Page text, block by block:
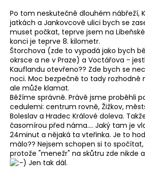
Po tom neskutečně dlouhém nábřeží,
jatkách a Jankovcově ulici bych se
muset počkat, teprve jsem na
konci je teprve 8. kilometr.
Štorchova (zde to vypadá jako bych
okrsce a ne v Praze) a Voctářova -
Kauflandu otevřeno?? Zde bych se
noci. Moc bezpečně to tady rozhodně
ale může klamat.
Běžíme správně. Právě jsme proběhli
cedulemi: centrum rovně, Žižkov,
Boleslav a Hradec Králové doleva.
časomírou před náma.... Jaký tam je
24minut a nějaká ta vteřinka. Je to
málo?? Nejsem schopen si to spočítat,
protože "menežr" na skůtru zde nikde
Jen tak dál.